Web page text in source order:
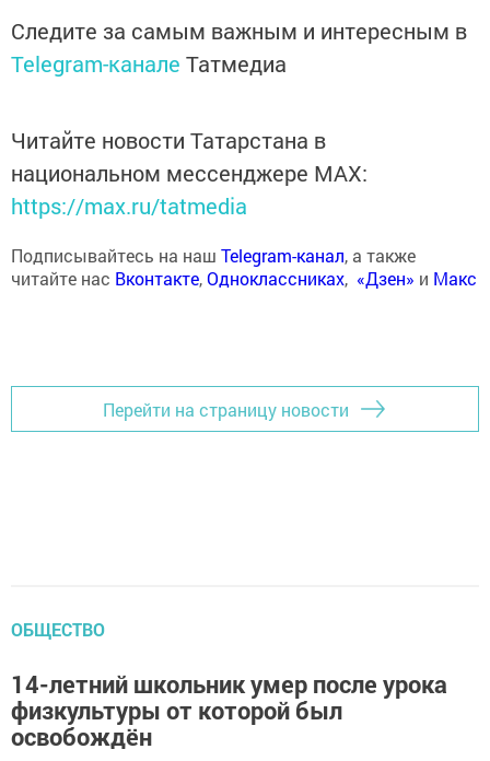
Следите за самым важным и интересным в
Telegram-канале Татмедиа
Читайте новости Татарстана в
национальном мессенджере MАХ:
https://max.ru/tatmedia
Подписывайтесь на наш Telegram-канал, а также
читайте нас Вконтакте,Одноклассниках, «Дзен» и Макс
Перейти на страницу новости
ОБЩЕСТВО
14-летний школьник умер после урока
физкультуры от которой был
освобождён